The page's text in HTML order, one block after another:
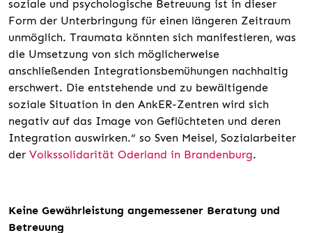
soziale und psychologische Betreuung ist in dieser
Form der Unterbringung für einen längeren Zeitraum
unmöglich. Traumata könnten sich manifestieren, was
die Umsetzung von sich möglicherweise
anschließenden Integrationsbemühungen nachhaltig
erschwert. Die entstehende und zu bewältigende
soziale Situation in den AnkER-Zentren wird sich
negativ auf das Image von Geflüchteten und deren
Integration auswirken.“ so Sven Meisel, Sozialarbeiter
der Volkssolidarität Oderland in Brandenburg.
Keine Gewährleistung angemessener Beratung und
Betreuung